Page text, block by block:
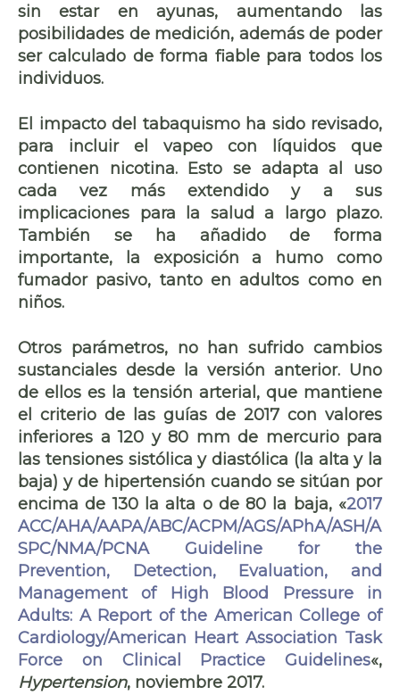
sin estar en ayunas, aumentando las
posibilidades de medición, además de poder
ser calculado de forma fiable para todos los
individuos.
El impacto del tabaquismoha sido revisado,
para incluir el vapeo con líquidos que
contienen nicotina. Esto se adapta al uso
cada vez más extendido y a sus
implicaciones para la salud a largo plazo.
También se ha añadido de forma
importante, la exposición a humo como
fumador pasivo, tanto en adultos como en
niños.
Otros parámetros, no han sufrido cambios
sustanciales desde la versión anterior. Uno
de ellos es la tensión arterial , que mantiene
el criterio de las guías de 2017 con valores
inferiores a 120 y 80 mm de mercurio para
las tensiones sistólica y diastólica (la alta y la
baja) y de hipertensión cuando se sitúan por
encima de 130 la alta o de 80 la baja, «2017
ACC/AHA/AAPA/ABC/ACPM/AGS/APhA/ASH/A
SPC/NMA/PCNA Guideline for the
Prevention, Detection, Evaluation, and
Management of High Blood Pressure in
Adults: A Report of the American College of
Cardiology/American Heart Association Task
Force on Clinical Practice Guidelines«,
Hypertension, noviembre 2017.